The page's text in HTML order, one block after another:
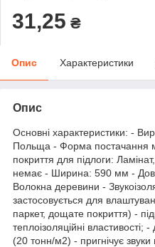
31,25 ₴
Опис Характеристики
Опис
Основні характеристики: -
Польща - Форма постачання
покриття для підлоги:
немає - Ширина: 590 мм -
Волокна деревини -
застосовується для
паркет, дощате покриття) -
теплоізоляційні властивості;
(20 тонн/м2) - пригнічує звуки